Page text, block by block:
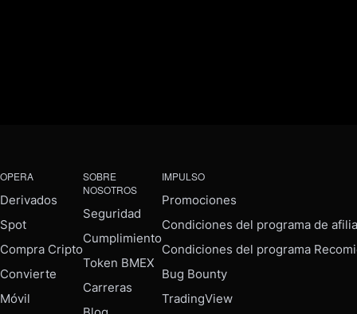
OPERA
Derivados
Spot
Compra Cripto
Convierte
Móvil
SOBRE
NOSOTROS
Seguridad
Cumplimiento
Token BMEX
Carreras
IMPULSO
Promociones
Condiciones del programa de
Condiciones del programa
Bug Bounty
TradingView